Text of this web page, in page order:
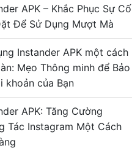
APK – Khắc Phục Sự Cố
Để Sử Dụng Mượt Mà
Instander APK một cách
Mẹo Thông minh để Bảo
khoản của Bạn
APK: Tăng Cường
Tác Instagram Một Cách